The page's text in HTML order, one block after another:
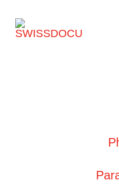
ZURÜCK ZUM